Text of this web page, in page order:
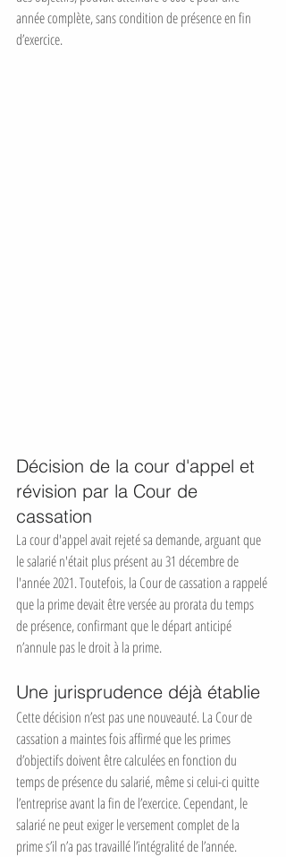
année complète, sans condition de présence en fin
d’exercice.
Décision de la cour d'appel et
révision par la Cour de
cassation
La cour d'appel avait rejeté sa demande, arguant que
le salarié n'était plus présent au 31 décembre de
l'année 2021. Toutefois, la Cour de cassation a rappelé
que la prime devait être versée au prorata du temps
de présence, confirmant que le départ anticipé
n’annule pas le droit à la prime.
Une jurisprudence déjà établie
Cette décision n’est pas une nouveauté. La Cour de
cassation a maintes fois affirmé que les primes
d’objectifs doivent être calculées en fonction du
temps de présence du salarié, même si celui-ci quitte
l’entreprise avant la fin de l’exercice. Cependant, le
salarié ne peut exiger le versement complet de la
prime s’il n’a pas travaillé l’intégralité de l’année.